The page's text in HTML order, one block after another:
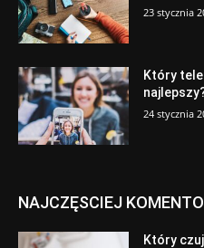
23 stycznia
Który
24 stycznia
NAJCZĘSCIEJ
Który